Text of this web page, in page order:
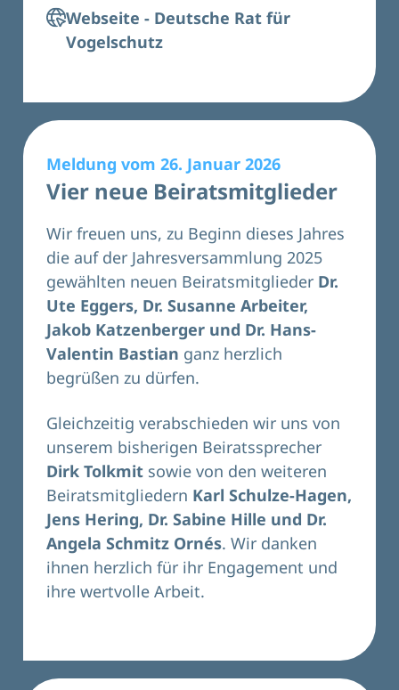
Webseite - Deutsche Rat für
Vogelschutz
Meldung vom 26. Januar 2026
Vier neue Beiratsmitglieder
Wir freuen uns, zu Beginn dieses Jahres
die auf der Jahresversammlung 2025
gewählten neuen Beiratsmitglieder Dr.
Ute Eggers, Dr. Susanne Arbeiter,
Jakob Katzenberger und Dr. Hans-
Valentin Bastian ganz herzlich
begrüßen zu dürfen.
Gleichzeitig verabschieden wir uns von
unserem bisherigen Beiratssprecher
Dirk Tolkmit sowie von den weiteren
Beiratsmitgliedern Karl Schulze-Hagen,
Jens Hering, Dr. Sabine Hille und Dr.
Angela Schmitz Ornés. Wir danken
ihnen herzlich für ihr Engagement und
ihre wertvolle Arbeit.